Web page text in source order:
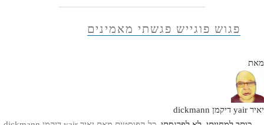
פגוש פוגייש פגשתי מאמינים
מאת
יאיר yair דיקמן dickmann